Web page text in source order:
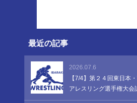
最近の記事
2026.07.6
【7/4】第２４回東日本
アレスリング選手権大会